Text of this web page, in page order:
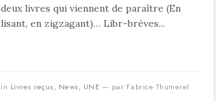
deux livres qui viennent de paraître (En
lisant, en zigzagant)… Libr-brèves...
in Livres reçus, News, UNE — par Fabrice Thumerel